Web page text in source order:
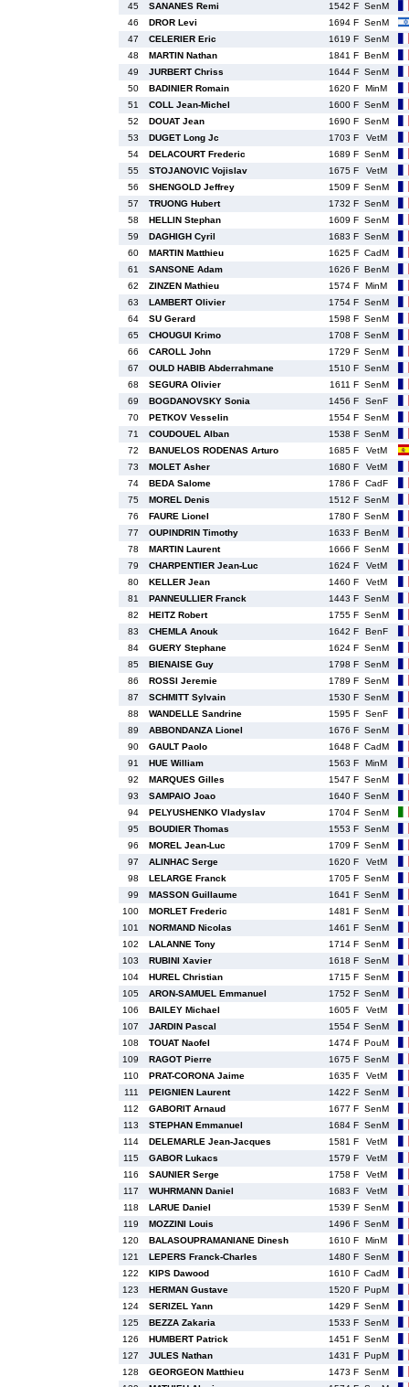
45
SANANES Remi 1542 F SenM
46
DROR Levi 1694 F SenM
47
CELERIER Eric 1619 F SenM
48
MARTIN Nathan 1841 F BenM
49
JURBERT Chriss 1644 F SenM
50
BADINIER Romain 1620 F
MinM
51
COLL Jean-Michel 1600 F SenM
52
DOUAT Jean 1690 F SenM
53
DUGET Long Jc 1703 F
VetM
54
DELACOURT Frederic 1689 F SenM
55
STOJANOVIC Vojislav 1675 F
VetM
56
SHENGOLD Jeffrey 1509 F SenM
57
TRUONG Hubert 1732 F SenM
58
HELLIN Stephan 1609 F SenM
59
DAGHIGH Cyril 1683 F SenM
60
MARTIN Matthieu 1625 F CadM
61
SANSONE Adam 1626 F BenM
62
ZINZEN Mathieu 1574 F
MinM
63
LAMBERT Olivier 1754 F SenM
64
SU Gerard 1598 F SenM
65
CHOUGUI Krimo 1708 F SenM
66
CAROLL John 1729 F SenM
67
OULD HABIB Abderrahmane 1510 F SenM
68
SEGURA Olivier 1611 F SenM
69
BOGDANOVSKY Sonia 1456 F
SenF
70
PETKOV Vesselin 1554 F SenM
71
COUDOUEL Alban 1538 F SenM
72
BANUELOS RODENAS Arturo 1685 F
VetM
73
MOLET Asher 1680 F
VetM
74
BEDA Salome 1786 F
CadF
75
MOREL Denis 1512 F SenM
76
FAURE Lionel 1780 F SenM
77
OUPINDRIN Timothy 1633 F BenM
78
MARTIN Laurent 1666 F SenM
79
CHARPENTIER Jean-Luc 1624 F
VetM
80
KELLER Jean 1460 F
VetM
81
PANNEULLIER Franck 1443 F SenM
82
HEITZ Robert 1755 F SenM
83
CHEMLA Anouk 1642 F
BenF
84
GUERY Stephane 1624 F SenM
85
BIENAISE Guy 1798 F SenM
86
ROSSI Jeremie 1789 F SenM
87
SCHMITT Sylvain 1530 F SenM
88
WANDELLE Sandrine 1595 F
SenF
89
ABBONDANZA Lionel 1676 F SenM
90
GAULT Paolo 1648 F CadM
91
HUE William 1563 F
MinM
92
MARQUES Gilles 1547 F SenM
93
SAMPAIO Joao 1640 F SenM
94
PELYUSHENKO Vladyslav 1704 F SenM
95
BOUDIER Thomas 1553 F SenM
96
MOREL Jean-Luc 1709 F SenM
97
ALINHAC Serge 1620 F
VetM
98
LELARGE Franck 1705 F SenM
99
MASSON Guillaume 1641 F SenM
100
MORLET Frederic 1481 F SenM
101
NORMAND Nicolas 1461 F SenM
102
LALANNE Tony 1714 F SenM
103
RUBINI Xavier 1618 F SenM
104
HUREL Christian 1715 F SenM
105
ARON-SAMUEL Emmanuel 1752 F SenM
106
BAILEY Michael 1605 F
VetM
107
JARDIN Pascal 1554 F SenM
108
TOUAT Naofel 1474 F PouM
109
RAGOT Pierre 1675 F SenM
110
PRAT-CORONA Jaime 1635 F
VetM
111
PEIGNIEN Laurent 1422 F SenM
112
GABORIT Arnaud 1677 F SenM
113
STEPHAN Emmanuel 1684 F SenM
114
DELEMARLE Jean-Jacques 1581 F
VetM
115
GABOR Lukacs 1579 F
VetM
116
SAUNIER Serge 1758 F
VetM
117
WUHRMANN Daniel 1683 F
VetM
118
LARUE Daniel 1539 F SenM
119
MOZZINI Louis 1496 F SenM
120
BALASOUPRAMANIANE Dinesh 1610 F
MinM
121
LEPERS Franck-Charles 1480 F SenM
122
KIPS Dawood 1610 F CadM
123
HERMAN Gustave 1520 F PupM
124
SERIZEL Yann 1429 F SenM
125
BEZZA Zakaria 1533 F SenM
126
HUMBERT Patrick 1451 F SenM
127
JULES Nathan 1431 F PupM
128
GEORGEON Matthieu 1473 F SenM